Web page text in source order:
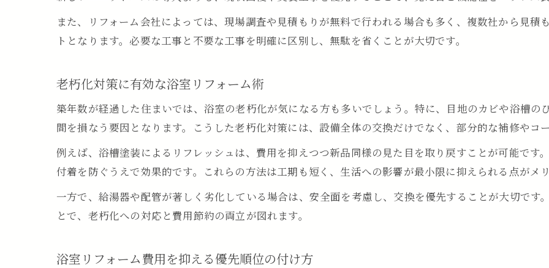
補助金活用で浴室リフォーム費用削減を目指す
生活影響を最小限にする浴室リフォーム方法
工事期間短縮を意識した浴室リフォームの選択
100万円で叶う浴室リフォームの選択肢解説
また、リフォーム会社によっては、現場調査や見積もりが無料で行われる場合も多く、複数社から見
トとなります。必要な工事と不要な工事を明確に区別し、無駄を省くことが大切です。
老朽化対策に有効な浴室リフォーム術
築年数が経過した住まいでは、浴室の老朽化が気になる方も多いでしょう。特に、目地のカビや浴槽
間を損なう要因となります。こうした老朽化対策には、設備全体の交換だけでなく、部分的な補修やコ
例えば、浴槽塗装によるリフレッシュは、費用を抑えつつ新品同様の見た目を取り戻すことが可能です
付着を防ぐうえで効果的です。これらの方法は工期も短く、生活への影響が最小限に抑えられる点がメ
一方で、給湯器や配管が著しく劣化している場合は、安全面を考慮し、交換を優先することが大切です
とで、老朽化への対応と費用節約の両立が図れます。
浴室リフォーム費用を抑える優先順位の付け方